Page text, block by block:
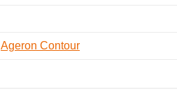
Ageron Contour